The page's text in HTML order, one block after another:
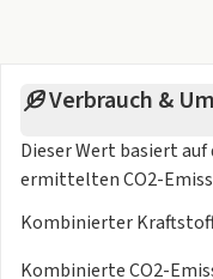
- ISOFIX
- abgedunkelte
- Allergenfilter
- ATA /
Verbrauch &
Dieser Wert basiert auf
ermittelten CO2-
Kombinierter
Kombinierte CO2-